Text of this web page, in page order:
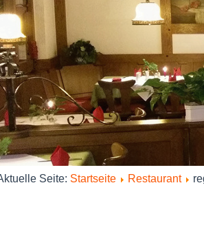
Seite: Startseite Restaurant